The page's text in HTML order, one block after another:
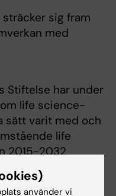
sig fram
med
Stiftelse har under
life science-
sätt varit med och
life
2015-2032
ha avsatt drygt 6,2
använder vi